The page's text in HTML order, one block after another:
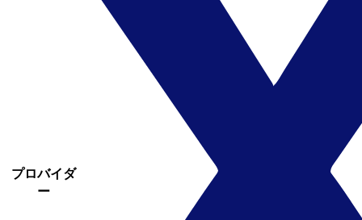
プロバイダ
ー